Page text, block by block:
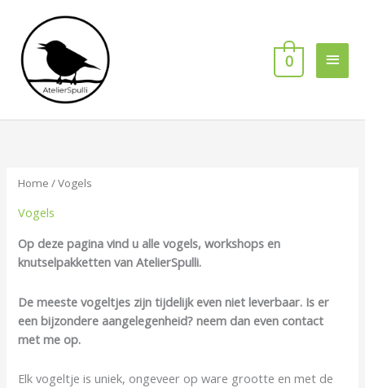
inhoud
0
Home / Vogels
Vogels
Op deze pagina vind u alle vogels, workshops en
knutselpakketten van AtelierSpulli.
De meeste vogeltjes zijn tijdelijk even niet leverbaar. Is er
een bijzondere aangelegenheid? neem dan even contact
met me op.
Elk vogeltje is uniek, ongeveer op ware grootte en met de